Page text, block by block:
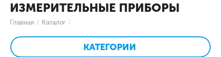
ИЗМЕРИТЕЛЬНЫЕ ПРИБОРЫ
Главная / Каталог /
КАТЕГОРИИ